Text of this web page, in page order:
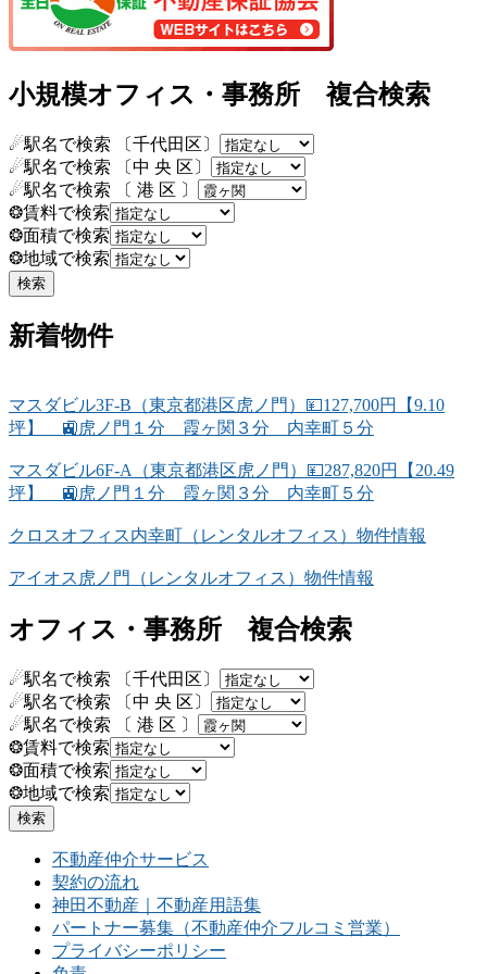
小規模オフィス・事務所 複合検索
☄駅名で検索 〔千代田区〕
☄駅名で検索 〔中 央 区〕
☄駅名で検索 〔 港 区 〕
❂賃料で検索
❂面積で検索
❂地域で検索
新着物件
マスダビル3F-B（東京都港区虎ノ門）💴127,700円【9.10
坪】 🚉虎ノ門１分 霞ヶ関３分 内幸町５分
マスダビル6F-A（東京都港区虎ノ門）💴287,820円【20.49
坪】 🚉虎ノ門１分 霞ヶ関３分 内幸町５分
クロスオフィス内幸町（レンタルオフィス）物件情報
アイオス虎ノ門（レンタルオフィス）物件情報
オフィス・事務所 複合検索
☄駅名で検索 〔千代田区〕
☄駅名で検索 〔中 央 区〕
☄駅名で検索 〔 港 区 〕
❂賃料で検索
❂面積で検索
❂地域で検索
不動産仲介サービス
契約の流れ
神田不動産｜不動産用語集
パートナー募集（不動産仲介フルコミ営業）
プライバシーポリシー